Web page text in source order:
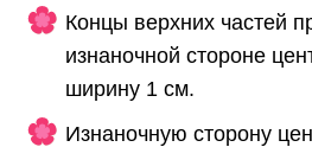
Концы верхних частей
изнаночной стороне
ширину 1 см.
Изнаночную сторону